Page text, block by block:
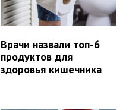
Врачи назвали топ-6
продуктов для
здоровья кишечника